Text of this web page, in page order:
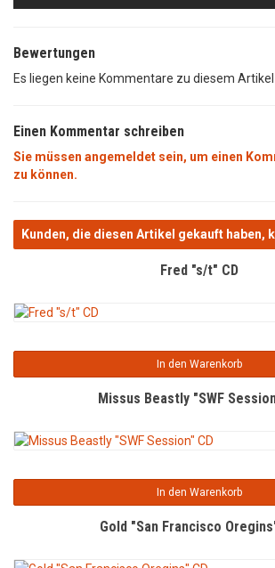
Bewertungen
Es liegen keine Kommentare zu diesem Artikel
Einen Kommentar schreiben
Sie müssen angemeldet sein, um einen
zu können.
Kunden, die diesen Artikel gekauft haben,
Fred "s/t" CD
In den Warenkorb
Missus Beastly "SWF
In den Warenkorb
Gold "San Francisco